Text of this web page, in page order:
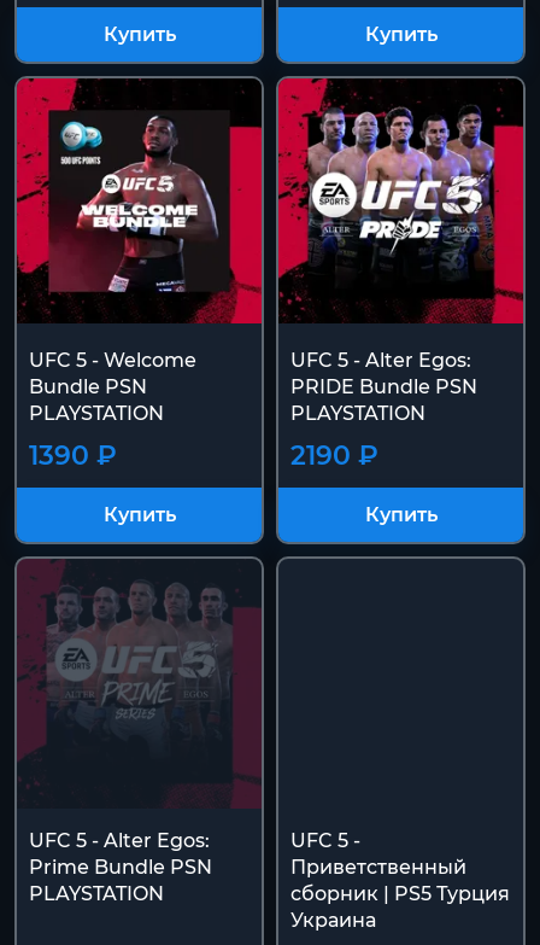
Купить Купить
UFC 5 - Welcome
Bundle PSN
PLAYSTATION
1390 ₽
Купить
UFC 5 - Alter Egos:
PRIDE Bundle PSN
PLAYSTATION
2190 ₽
Купить
UFC 5 - Alter Egos:
Prime Bundle PSN
PLAYSTATION
UFC 5 -
Приветственный
сборник | PS5 Турция
Украина